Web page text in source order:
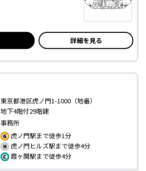
詳細を見る
東京都港区虎ノ門1-1000（地番）
地下4階付29階建
事務所
虎ノ門駅まで徒歩1分
虎ノ門ヒルズ駅まで徒歩4分
霞ヶ関駅まで徒歩4分